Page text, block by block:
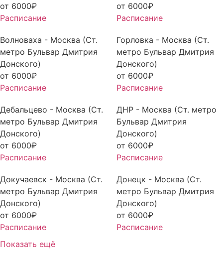
от 6000₽
Расписание
от 6000₽
Расписание
Волноваха - Москва (Ст.
метро Бульвар Дмитрия
Донского)
от 6000₽
Расписание
Горловка - Москва (Ст.
метро Бульвар Дмитрия
Донского)
от 6000₽
Расписание
Дебальцево - Москва (Ст.
метро Бульвар Дмитрия
Донского)
от 6000₽
Расписание
ДНР - Москва (Ст. метро
Бульвар Дмитрия
Донского)
от 6000₽
Расписание
Докучаевск - Москва (Ст.
метро Бульвар Дмитрия
Донского)
от 6000₽
Расписание
Донецк - Москва (Ст.
метро Бульвар Дмитрия
Донского)
от 6000₽
Расписание
Показать ещё